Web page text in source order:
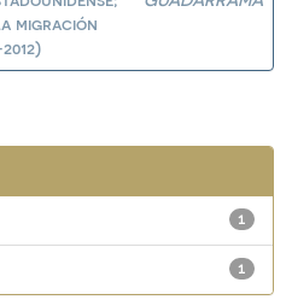
migración
1
1